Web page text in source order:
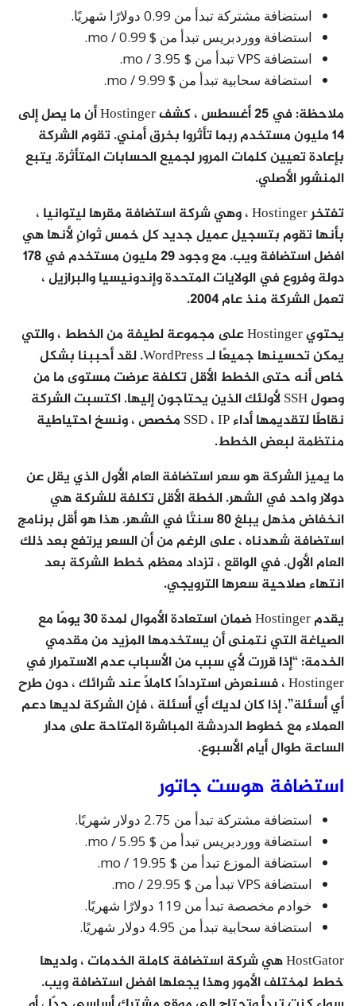
استضافة مشتركة تبدأ من 0.99 دولارًا شهريًا.
استضافة ووردبريس تبدأ من $ 0.99 / mo.
استضافة VPS تبدأ من $ 3.95 / mo.
استضافة سحابية تبدأ من $ 9.99 / mo.
ملاحظة: في 25 أغسطس ، كشف Hostinger أن ما يصل إلى
14 مليون مستخدم ربما تأثروا بخرق أمني. تقوم الشركة
بإعادة تعيين كلمات المرور لجميع الحسابات المتأثرة. يتبع
المنشور الأصلي.
تفتخر Hostinger ، وهي شركة استضافة مقرها ليتوانيا ،
بأنها تقوم بتسجيل عميل جديد كل خمس ثوانٍ لأنها هي
افضل استضافة ويب. مع وجود 29 مليون مستخدم في 178
دولة وفروع في الولايات المتحدة وإندونيسيا والبرازيل ،
تعمل الشركة منذ عام 2004.
يحتوي Hostinger على مجموعة لطيفة من الخطط ، والتي
يمكن تحسينها جميعًا لـ WordPress. لقد أحببنا بشكل
خاص أنه حتى الخطط الأقل تكلفة عرضت مستوى ما من
وصول SSH لأولئك الذين يحتاجون إليها. اكتسبت الشركة
نقاطًا لتقديمها أداء SSD ، IP مخصص ، ونسخ احتياطية
منتظمة لبعض الخطط.
ما يميز الشركة هو سعر استضافة العام الأول الذي يقل عن
دولار واحد في الشهر. الخطة الأقل تكلفة للشركة هي
انخفاض مذهل يبلغ 80 سنتًا في الشهر. هذا هو أقل برنامج
استضافة شهدناه ، على الرغم من أن السعر يرتفع بعد ذلك
العام الأول. في الواقع ، تزداد معظم خطط الشركة بعد
انتهاء صلاحية سعرها الترويجي.
يقدم Hostinger ضمان استعادة الأموال لمدة 30 يومًا مع
الصياغة التي نتمنى أن يستخدمها المزيد من مقدمي
الخدمة: “إذا قررت لأي سبب من الأسباب عدم الاستمرار في
Hostinger ، فسنعرض استردادًا كاملاً عند شرائك ، دون طرح
أي أسئلة”. إذا كان لديك أي أسئلة ، فإن الشركة لديها دعم
العملاء مع خطوط الدردشة المباشرة المتاحة على مدار
الساعة طوال أيام الأسبوع.
استضافة هوست جاتور
استضافة مشتركة تبدأ من 2.75 دولار شهريًا.
استضافة ووردبريس تبدأ من $ 5.95 / mo.
استضافة الموزع تبدأ من $ 19.95 / mo.
استضافة VPS تبدأ من $ 29.95 / mo.
خوادم مخصصة تبدأ من 119 دولارًا شهريًا.
استضافة سحابية تبدأ من 4.95 دولار شهريًا.
HostGator هي شركة استضافة كاملة الخدمات ، ولديها
خطط لمختلف الأمور وهذا يجعلها افضل استضافة ويب.